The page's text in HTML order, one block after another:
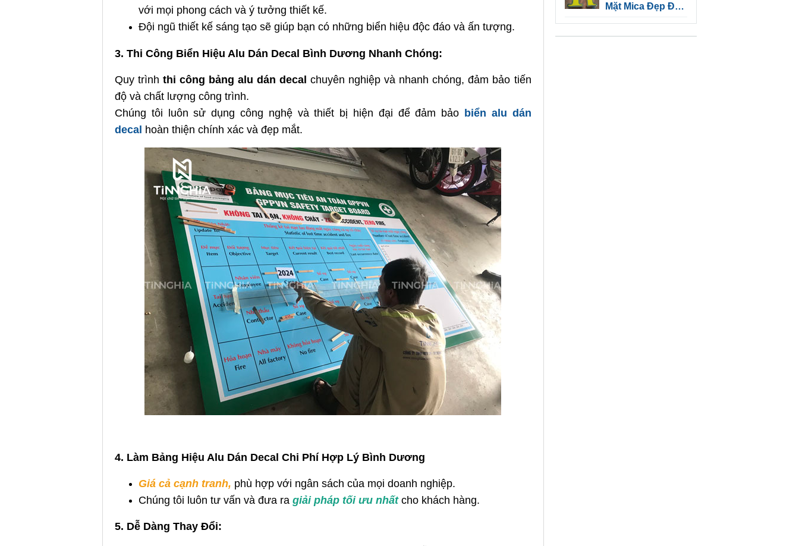
với mọi phong cách và ý tưởng thiết kế.
Đội ngũ thiết kế sáng tạo sẽ giúp bạn có những biển hiệu độc đáo và ấn tượng.
3. Thi Công Biển Hiệu Alu Dán Decal Bình Dương Nhanh Chóng:
Quy trìnhthi công bảng alu dán decalchuyên nghiệp và nhanh chóng, đảm bảo tiến
độ và chất lượng công trình.
Chúng tôi luôn sử dụng công nghệ và thiết bị hiện đại để đảm bảo biển alu dán
decal hoàn thiện chính xác và đẹp mắt.
4. Làm Bảng Hiệu Alu Dán Decal Chi Phí Hợp Lý Bình Dương
Giá cả cạnh tranh, phù hợp với ngân sách của mọi doanh nghiệp.
Chúng tôi luôn tư vấn và đưa ra giải pháp tối ưu nhấtcho khách hàng.
5. Dễ Dàng Thay Đổi:
Mặt Mica Đẹp Độc
Đáo Cho Kinh
Doanh